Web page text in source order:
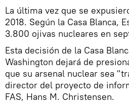
La última vez que se
2018. Según la Casa Blanca,
3.800 ojivas nucleares en
Esta decisión de la Casa
Washington dejará de
que su arsenal nuclear sea
director del proyecto de
FAS, Hans M. Christensen.